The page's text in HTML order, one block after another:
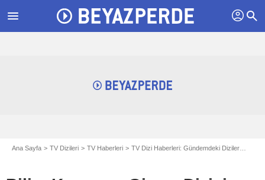
menu profil search
Ana Sayfa TV Dizileri TV Haberleri TV Dizi Haberleri: Gündemdeki Diziler